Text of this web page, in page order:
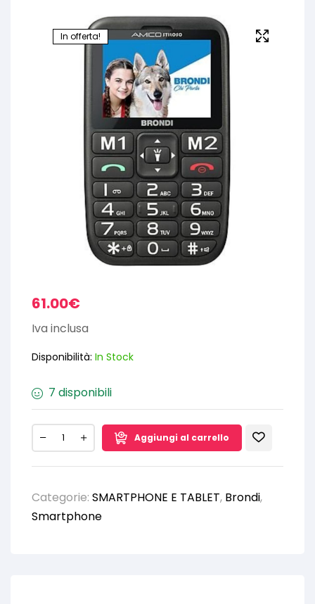
In offerta!
61.00€
Iva inclusa
Disponibilità: In Stock
7 disponibili
Aggiungi al carrello
Categorie: SMARTPHONE E TABLET, Brondi,
Smartphone